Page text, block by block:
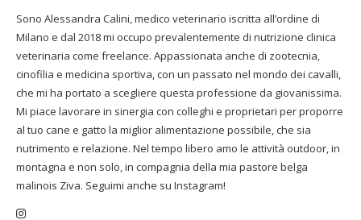
Sono Alessandra Calini, medico veterinario iscritta all’ordine di
Milano e dal 2018 mi occupo prevalentemente di nutrizione clinica
veterinaria come freelance. Appassionata anche di zootecnia,
cinofilia e medicina sportiva, con un passato nel mondo dei cavalli,
che mi ha portato a scegliere questa professione da giovanissima.
Mi piace lavorare in sinergia con colleghi e proprietari per proporre
al tuo cane e gatto la miglior alimentazione possibile, che sia
nutrimento e relazione. Nel tempo libero amo le attività outdoor, in
montagna e non solo, in compagnia della mia pastore belga
malinois Ziva. Seguimi anche su Instagram!